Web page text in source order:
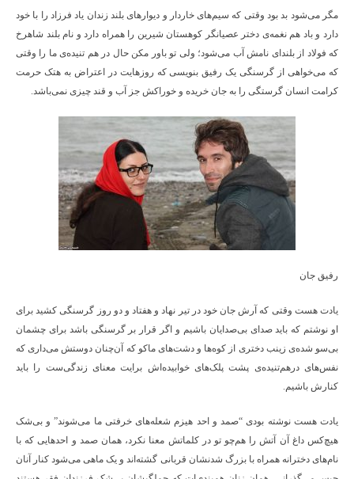
مگر می‌شود بد بود وقتی که سیم‌های خاردار و دیوارهای بلند زندان یاد فرزاد را با خود
دارد و باد هم نغمه‌ی دختر عصیانگر کوهستان شیرین را همراه دارد و نام بلند شاهرخ
که فولاد از بلندای نامش آب می‌شود؛ ولی تو باور مکن حال در هم تنیده‌ی ما را وقتی
که می‌خواهی از گرسنگی یک رفیق بنویسی که روزهایت در اعتراض به هتک حرمت
کرامت انسان گرستگی را به جان خریده و خوراکش جز آب و قند چیزی نمی‌باشد.
رفیق جان
یادت هست وقتی که آرش جان خود در تیر نهاد و هفتاد و دو روز گرسنگی کشید برای
او نوشتم که باید صدای بی‌صدایان باشیم و اگر قرار بر گرسنگی باشد برای چشمان
بی‌سو شده‌ی زینب دختری از کوه‌ها و دشت‌های ماکو که آن‌چنان دوستش می‌داری که
نفس‌های درهم‌تنیده‌ی پشت پلک‌های خوابیده‌اش برایت معنای زندگی‌ست را باید
کنارش باشیم.
یادت هست نوشته بودی “صمد و احد هیزم شعله‌های خرفتی ما می‌شوند” و بی‌شک
هیچ‌کس داغ آن آتش را هم‌چو تو در کلماتش معنا نکرد، همان صمد و احدهایی که با
نام‌های دخترانه همراه با بزرگ شدنشان قربانی گشته‌اند و یک ماهی می‌شود کنار آنان